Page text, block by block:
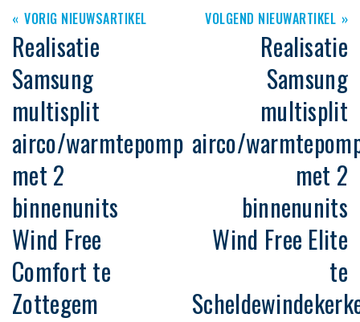
VORIG NIEUWSARTIKEL
Realisatie
Samsung
multisplit
airco/warmtepomp
met 2
binnenunits
Wind Free
Comfort te
Zottegem
VOLGEND NIEUWARTIKEL
Realisatie
Samsung
multisplit
airco/
met 2
binnenunits
Wind Free Elite
te